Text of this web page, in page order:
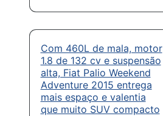
Com 460L de mala, motor
1.8 de 132 cv e suspensão
alta, Fiat Palio Weekend
Adventure 2015 entrega
mais espaço e valentia
que muito SUV compacto